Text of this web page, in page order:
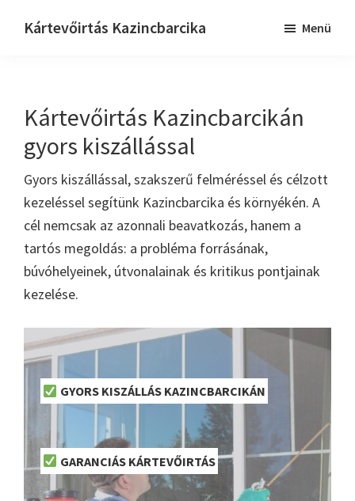
Kártevőirtás Kazincbarcika
21
202
5039
Menü
Kártevőirtás Kazincbarcikán
gyors kiszállással
Gyors kiszállással, szakszerű felméréssel és célzott
kezeléssel segítünk Kazincbarcika és környékén. A
cél nemcsak az azonnali beavatkozás, hanem a
tartós megoldás: a probléma forrásának,
búvóhelyeinek, útvonalainak és kritikus pontjainak
kezelése.
GYORS KISZÁLLÁS KAZINCBARCIKÁN
GARANCIÁS KÁRTEVŐIRTÁS